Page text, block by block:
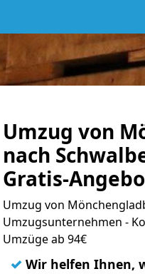
Umzug von
nach
Gratis-
Umzug von
Umzugsunternehmen -
Umzüge ab 94€
✓ Wir helfen Ihnen,